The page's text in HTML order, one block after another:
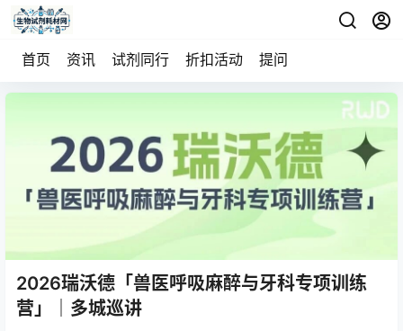
首页 资讯 试剂同行 折扣活动 提问
2026瑞沃德「兽医呼吸麻醉与牙科专项训练
营」｜多城巡讲